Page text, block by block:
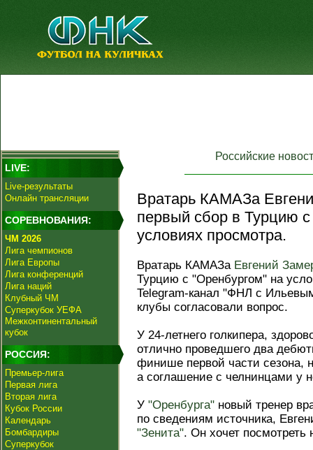
LIVE:
Live-результаты
Онлайн трансляции
СОРЕВНОВАНИЯ:
ЧМ 2026
Лига чемпионов
Лига Европы
Лига конференций
Лига наций
Клубный ЧМ
Суперкубок УЕФА
Межконтинентальный
кубок
РОССИЯ:
Премьер-лига
Первая лига
Вторая лига
Кубок России
Календарь
Бомбардиры
Суперкубок
Российские
Вратарь КАМАЗа
первый сбор в Турцию
условиях просмотра.
Вратарь КАМАЗа Евгений
Турцию с "Оренбургом" на
Telegram-канал "ФНЛ с
клубы согласовали вопрос.
У 24-летнего голкипера,
отлично проведшего два
финише первой части сезона,
а соглашение с челнинцами у
У "Оренбурга" новый тренер
по сведениям источника,
"Зенита". Он хочет посмотреть